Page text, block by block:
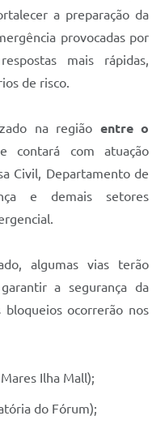
a preparação da
provocadas por
mais rápidas,
de risco.
na região entre o
e contará com atuação
Civil, Departamento de
e demais setores
algumas vias terão
a segurança da
bloqueios ocorrerão nos
Ilha Mall);
do Fórum);